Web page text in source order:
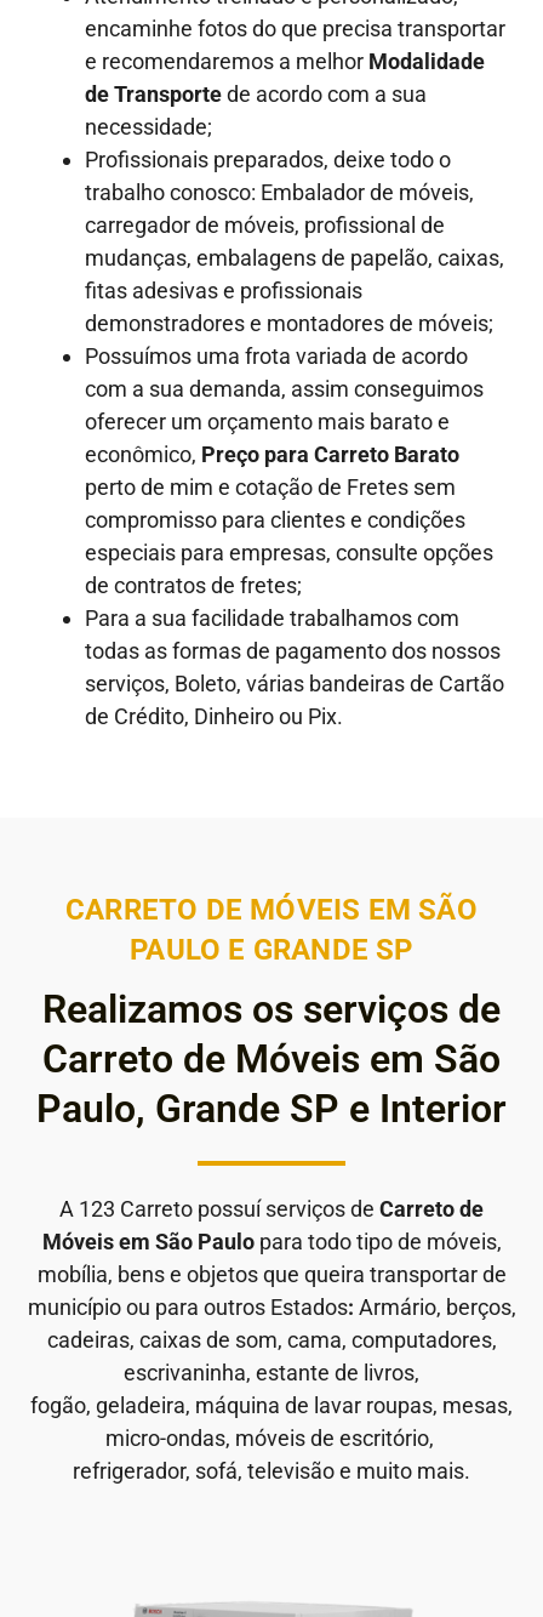
encaminhe fotos do que precisa transportar
e recomendaremos a melhor Modalidade
de Transportede acordo com a sua
necessidade;
Profissionais preparados, deixe todo o
trabalho conosco: Embalador de móveis,
carregador de móveis, profissional de
mudanças, embalagens de papelão, caixas,
fitas adesivas e profissionais
demonstradores e montadores de móveis;
Possuímos uma frota variada de acordo
com a sua demanda, assim conseguimos
oferecer um orçamento mais barato e
econômico, Preço para Carreto Barato
perto de mim e cotação de Fretes sem
compromisso para clientes e condições
especiais para empresas, consulte opções
de contratos de fretes;
Para a sua facilidade trabalhamos com
todas as formas de pagamento dos nossos
serviços, Boleto, várias bandeiras de Cartão
de Crédito, Dinheiro ou Pix.
CARRETO DE MÓVEIS EM SÃO
PAULO E GRANDE SP
Realizamos os serviços de
Carreto de Móveis em São
Paulo, Grande SP e Interior
A 123 Carreto possuí serviços de Carreto de
Móveis em São Paulopara todo tipo de móveis,
mobília, bens e objetos que queira transportar de
município ou para outros Estados: Armário, berços,
cadeiras, caixas de som, cama, computadores,
escrivaninha, estante de livros,
fogão, geladeira, máquina de lavar roupas, mesas,
micro-ondas, móveis de escritório,
refrigerador, sofá, televisão e muito mais.